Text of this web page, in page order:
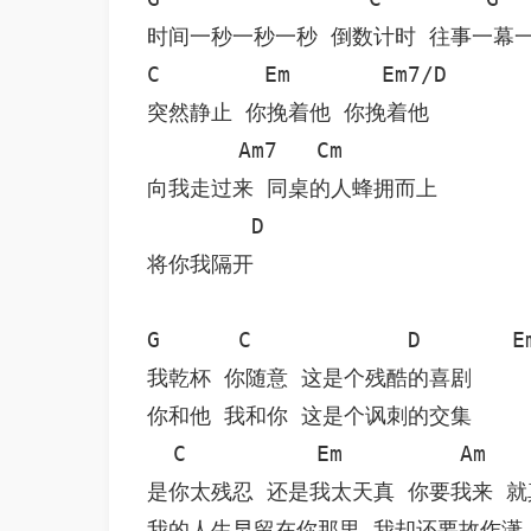
时间一秒一秒一秒 倒数计时 往事一幕
C        Em       Em7/D
突然静止 你挽着他 你挽着他
       Am7   Cm
向我走过来 同桌的人蜂拥而上
        D
将你我隔开
G      C            D
我乾杯 你随意 这是个残酷的喜剧
你和他 我和你 这是个讽刺的交集
C          Em         Am
是你太残忍 还是我太天真 你要我来 就